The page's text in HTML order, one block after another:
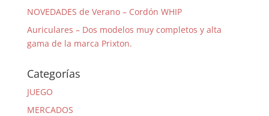
NOVEDADES de Verano – Cordón WHIP
Auriculares – Dos modelos muy completos y alta
gama de la marca Prixton.
Categorías
JUEGO
MERCADOS